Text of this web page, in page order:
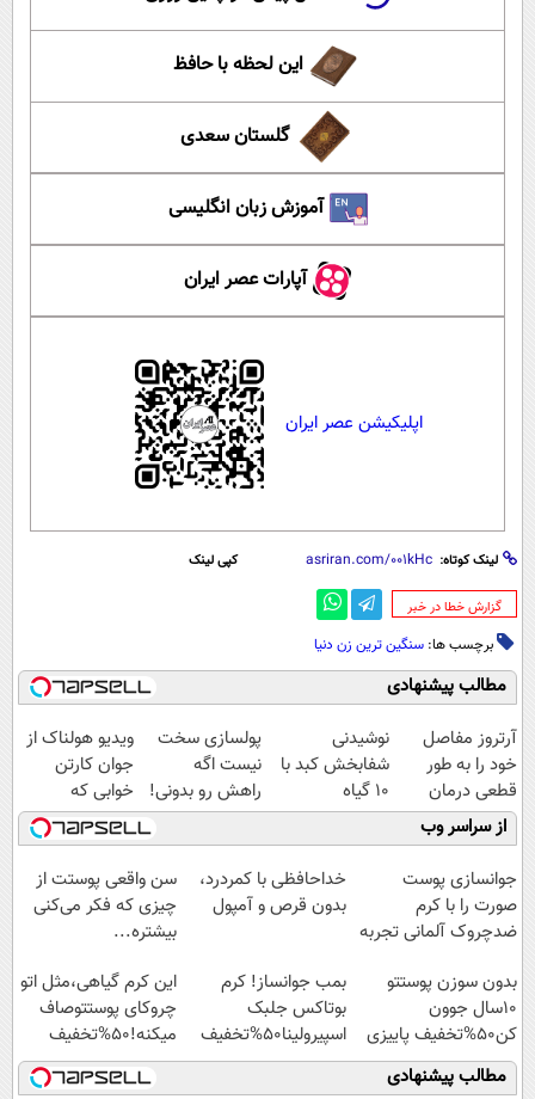
این لحظه با حافظ
گلستان سعدی
آموزش زبان انگلیسی
آپارات عصر ایران
اپلیکیشن عصر ایران
لینک کوتاه: کپی لینک
‌گزارش خطا در خبر
برچسب ها: سنگین ترین زن دنیا
مطالب پیشنهادی
آرتروز مفاصل
خود را به طور
قطعی درمان
کنید!
◗پرسش‌نامه◖
نوشیدنی
شفابخش کبد با
10 گیاه
موثر(تخفیف تا
امشب)
پولسازی سخت
نیست اگه
راهش رو بدونی!
" دوره رایگان "
ویدیو هولناک از
جوان کارتن
خوابی که
میلیاردر شد.
آموزش رایگان
از سراسر وب
جوانسازی پوست
صورت را با کرم
ضدچروک آلمانی تجربه
خداحافظی با کمردرد،
بدون قرص و آمپول
سن واقعی پوستت از
چیزی که فکر می‌کنی
بیشتره...
بدون سوزن پوستتو
10سال جوون
کن50%تخفیف پاییزی
بمب جوانساز! کرم
بوتاکس جلبک
اسپیرولینا50%تخفیف
این کرم گیاهی،مثل اتو
چروکای پوستتوصاف
میکنه!50%تخفیف
مطالب پیشنهادی